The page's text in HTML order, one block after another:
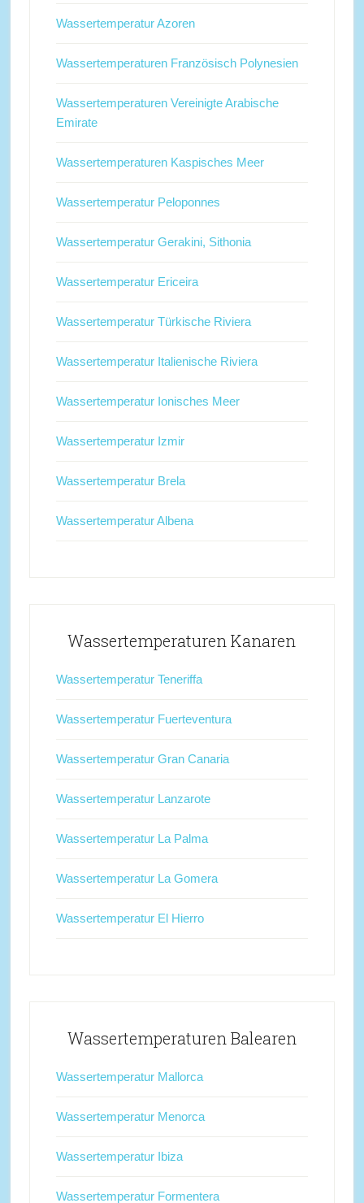
Wassertemperatur Azoren
Wassertemperaturen Französisch Polynesien
Wassertemperaturen Vereinigte Arabische
Emirate
Wassertemperaturen Kaspisches Meer
Wassertemperatur Peloponnes
Wassertemperatur Gerakini, Sithonia
Wassertemperatur Ericeira
Wassertemperatur Türkische Riviera
Wassertemperatur Italienische Riviera
Wassertemperatur Ionisches Meer
Wassertemperatur Izmir
Wassertemperatur Brela
Wassertemperatur Albena
Wassertemperaturen Kanaren
Wassertemperatur Teneriffa
Wassertemperatur Fuerteventura
Wassertemperatur Gran Canaria
Wassertemperatur Lanzarote
Wassertemperatur La Palma
Wassertemperatur La Gomera
Wassertemperatur El Hierro
Wassertemperaturen Balearen
Wassertemperatur Mallorca
Wassertemperatur Menorca
Wassertemperatur Ibiza
Wassertemperatur Formentera